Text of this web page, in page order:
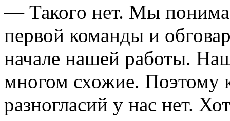
— Такого нет. Мы
первой команды и
начале нашей работы.
многом схожие. Поэтому
разногласий у нас нет.